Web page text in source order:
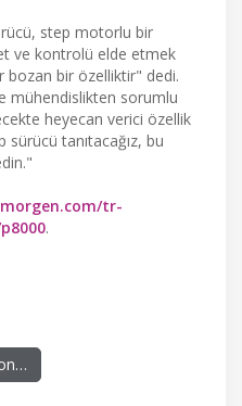
step motorlu bir
ve kontrolü elde etmek
bozan bir özelliktir" dedi.
mühendislikten sorumlu
heyecan verici özellik
tanıtacağız, bu
tr-
.